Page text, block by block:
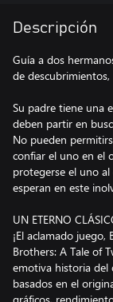
Descripción
Guía a dos
de
Su padre tiene una
deben partir en
No pueden
confiar el uno en el
protegerse el uno
esperan en este
UN ETERNO
¡El aclamado
Brothers: A Tale of
emotiva historia del
basados en el